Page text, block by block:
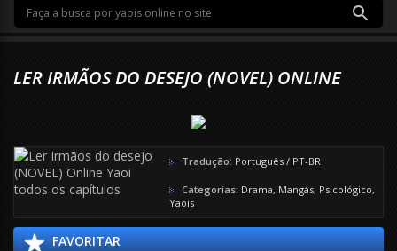
LER IRMÃOS DO DESEJO (NOVEL) ONLINE
Tradução: Português / PT-BR
Categorias: Drama, Mangás, Psicológico,
Yaois
FAVORITAR